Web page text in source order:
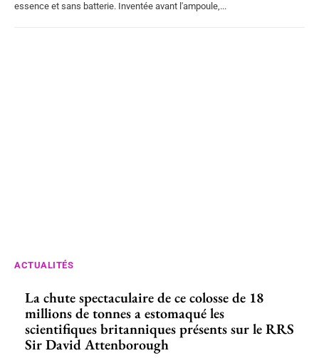
essence et sans batterie. Inventée avant l'ampoule,...
ACTUALITÉS
La chute spectaculaire de ce colosse de 18
millions de tonnes a estomaqué les
scientifiques britanniques présents sur le RRS
Sir David Attenborough